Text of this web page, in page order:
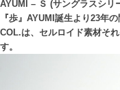
AYUMI – Ｓ (サングラスシリ
『歩』AYUMI誕生より23年
COL.は、セルロイド素材そ
す。